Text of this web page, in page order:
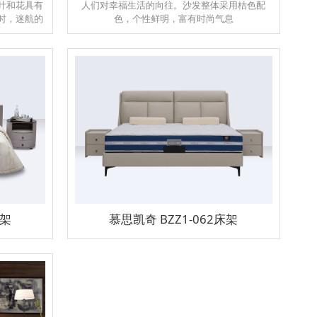
和花具有
，迷航的
位置，寓
人们对幸福生活的向往。沙发整体采用桔色配
色，个性鲜明，富有时尚气息
慕思凯奇 BZZ1-062床架